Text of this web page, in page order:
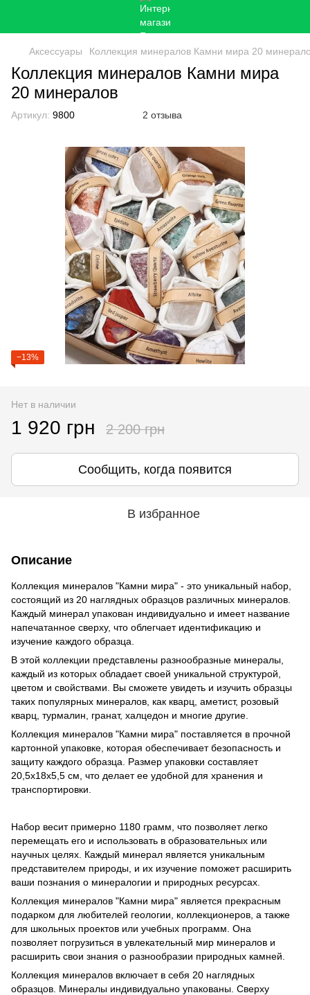
Аксессуары Коллекция минералов Камни мира 20
Коллекция минералов Камни мира
20 минералов
Артикул: 9800 2 отзыва
−13%
Нет в наличии
1 920 грн 2 200 грн
Сообщить, когда появится
В избранное
Описание
Коллекция минералов "Камни мира" - это уникальный набор,
состоящий из 20 наглядных образцов различных минералов.
Каждый минерал упакован индивидуально и имеет название
напечатанное сверху, что облегчает идентификацию и
изучение каждого образца.
В этой коллекции представлены разнообразные минералы,
каждый из которых обладает своей уникальной структурой,
цветом и свойствами. Вы сможете увидеть и изучить образцы
таких популярных минералов, как кварц, аметист, розовый
кварц, турмалин, гранат, халцедон и многие другие.
Коллекция минералов "Камни мира" поставляется в прочной
картонной упаковке, которая обеспечивает безопасность и
защиту каждого образца. Размер упаковки составляет
20,5х18х5,5 см, что делает ее удобной для хранения и
транспортировки.
Набор весит примерно 1180 грамм, что позволяет легко
перемещать его и использовать в образовательных или
научных целях. Каждый минерал является уникальным
представителем природы, и их изучение поможет расширить
ваши познания о минералогии и природных ресурсах.
Коллекция минералов "Камни мира" является прекрасным
подарком для любителей геологии, коллекционеров, а также
для школьных проектов или учебных программ. Она
позволяет погрузиться в увлекательный мир минералов и
расширить свои знания о разнообразии природных камней.
Коллекция минералов включает в себя 20 наглядных
образцов. Минералы индивидуально упакованы. Сверху